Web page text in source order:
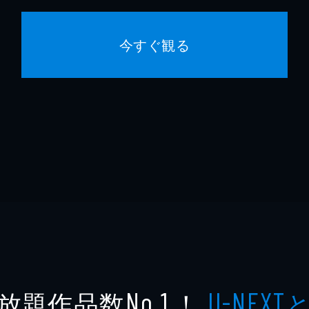
今すぐ観る